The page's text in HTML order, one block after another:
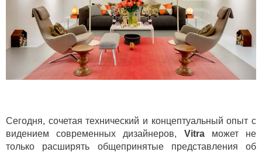
Сегодня, сочетая технический и концептуальный опыт с
видением современных дизайнеров, Vitra
может не
только расширять общепринятые представления об